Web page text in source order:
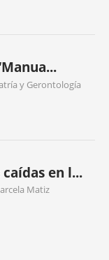
y Gerontología
en l...
Matiz